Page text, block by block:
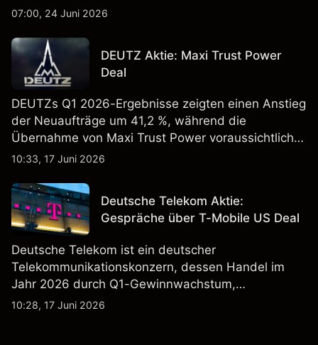
„Advancing AI 2026"-Event im Juli Aufmerksamkeit
Vergangenheit ist kein verlässlicher Indikator für
zukünftige Ergebnisse.
07:00, 24 Juni 2026
DEUTZ Aktie: Maxi Trust Power
Deal
DEUTZs Q1 2026-Ergebnisse zeigten einen Anstieg
der Neuaufträge um 41,2 %, während die
Übernahme von Maxi Trust Power voraussichtlich
40 Mio. € zum Umsatz von DEUTZ Energy
Vergangenheit ist kein verlässlicher Indikator für
zukünftige Ergebnisse.
10:33, 17 Juni 2026
Deutsche Telekom Aktie:
Gespräche über T-Mobile US Deal
Deutsche Telekom ist ein deutscher
Telekommunikationskonzern, dessen Handel im
Jahr 2026 durch Q1-Gewinnwachstum,
Aktienrückkäufe und Berichte über einen möglichen
10:28, 17 Juni 2026